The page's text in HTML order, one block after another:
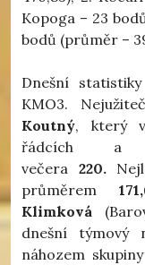
Kopoga – 23
bodů (průměr –
Dnešní
KMO3.
Koutný, který
řádcích a
večera 220.
průměrem
Klimková
dnešní týmový
náhozem